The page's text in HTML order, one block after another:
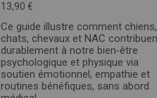
13,90 €
Ce guide illustre comment chiens,
chats, chevaux et NAC
durablement à notre bien‑être
psychologique et physique via
soutien émotionnel, empathie et
routines bénéfiques, sans abord